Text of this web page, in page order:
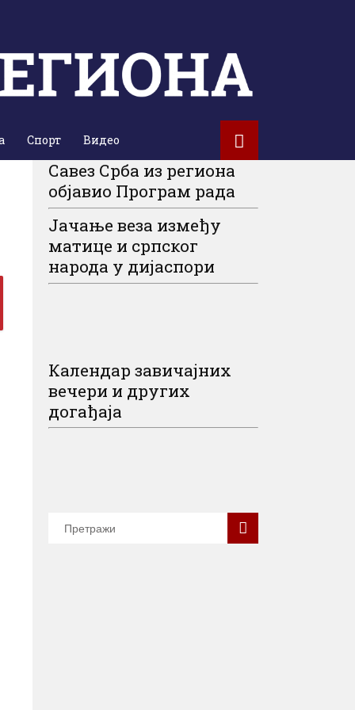
Спорт Видео
Савез Срба из региона
објавио Програм рада
Јачање веза између
матице и српског
народа у дијаспори
Календар завичајних
вечери и других
догађаја